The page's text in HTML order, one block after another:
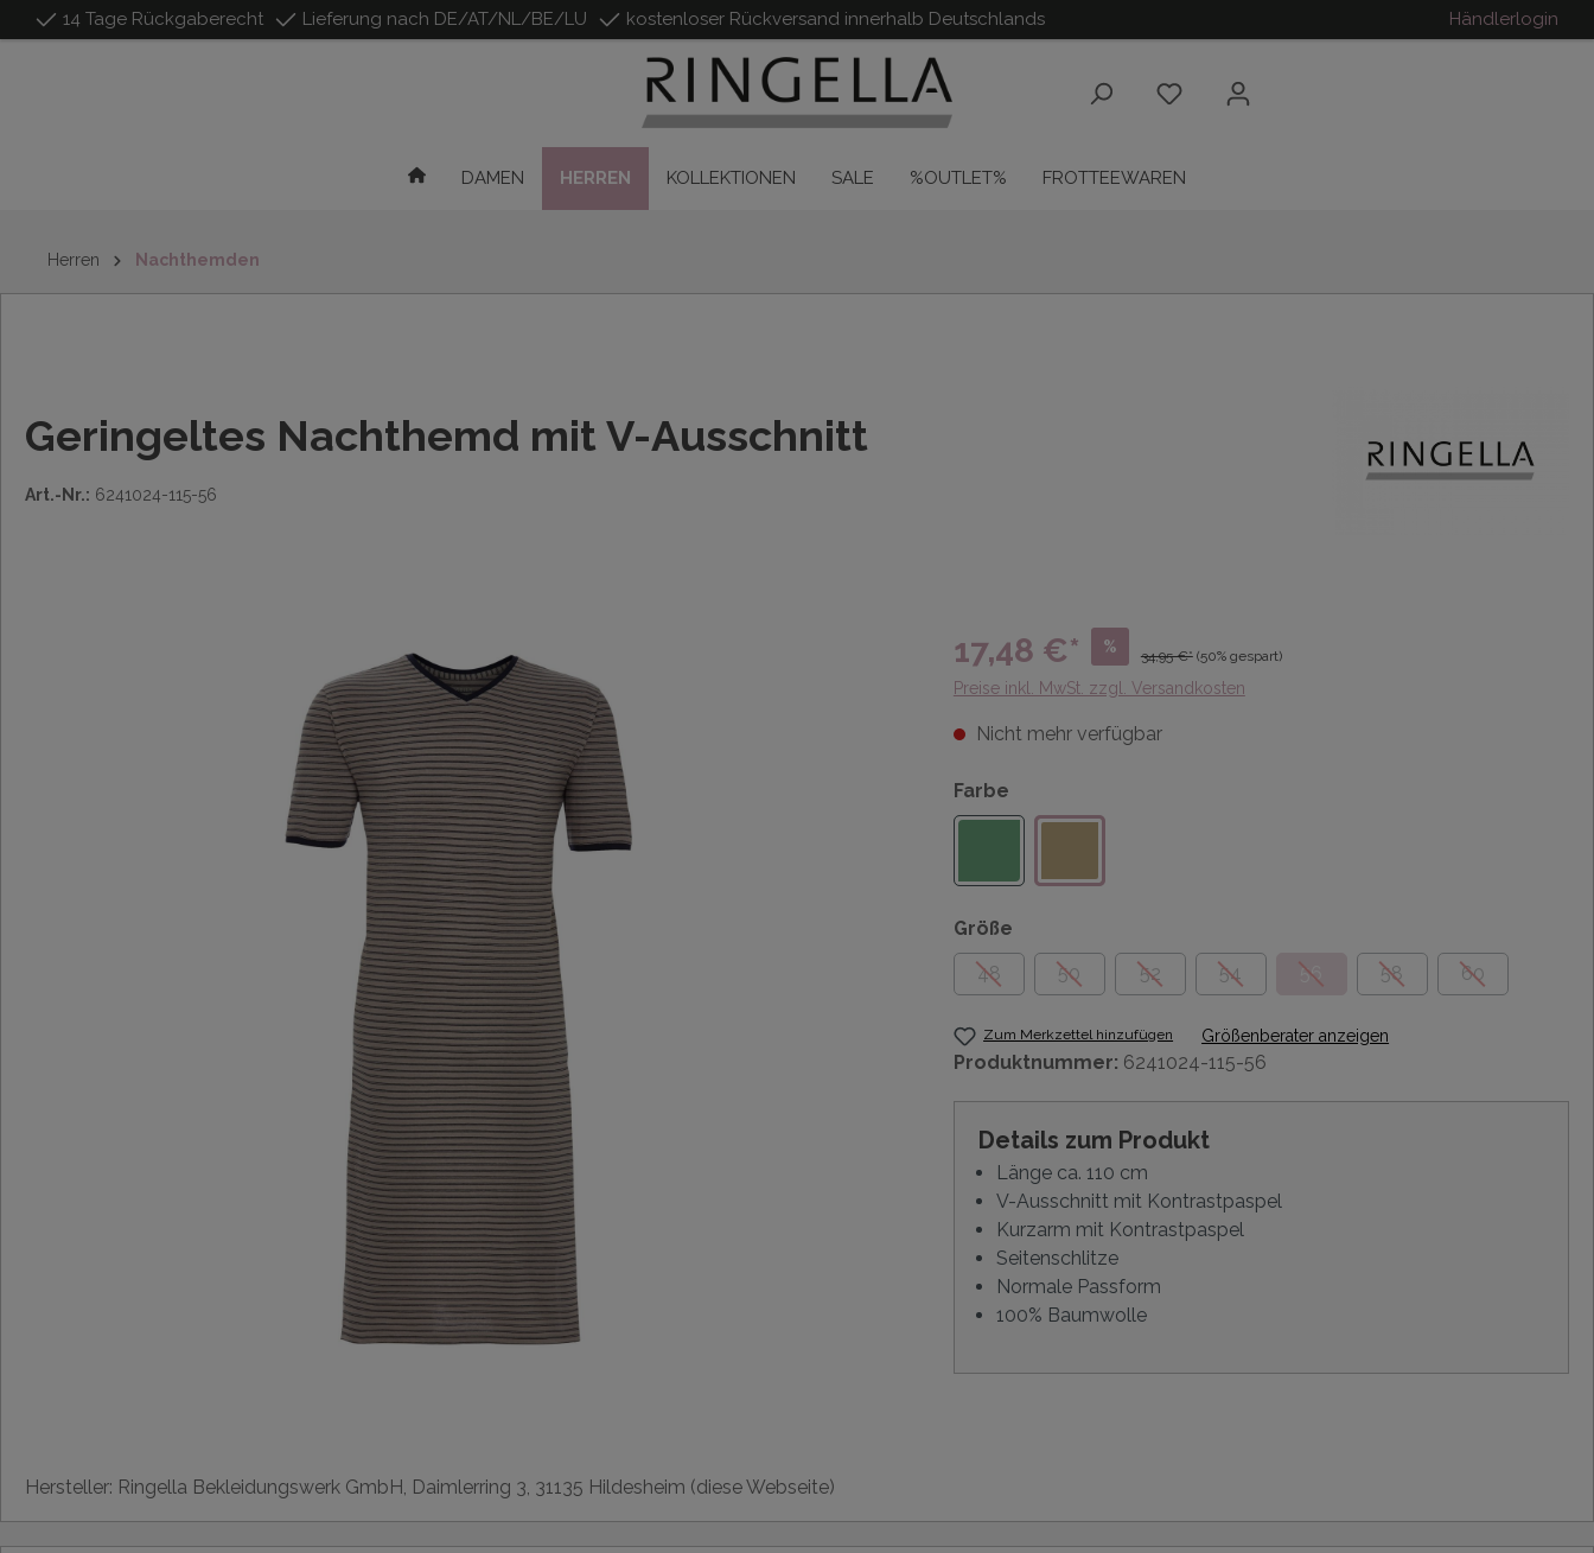
springen
14 Tage Rückgaberecht Lieferung nach DE/AT/NL/BE/LU kostenloser Rückversand innerhalb Deutschlands Händlerlogin
DAMEN HERREN KOLLEKTIONEN SALE %OUTLET% FROTTEEWAREN
Herren Nachthemden
Geringeltes Nachthemd mit V-Ausschnitt
Art.-Nr.: 6241024-115-56
17,48 €* %
34,95 €* (50% gespart)
Preise inkl. MwSt. zzgl. Versandkosten
Nicht mehr verfügbar
Farbe
Größe
48
50 52 54 56 58 60
Zum Merkzettel hinzufügen Größenberater anzeigen
Produktnummer: 6241024-115-56
Details zum Produkt
Länge ca. 110 cm
V-Ausschnitt mit Kontrastpaspel
Kurzarm mit Kontrastpaspel
Seitenschlitze
Normale Passform
100% Baumwolle
Hersteller: Ringella Bekleidungswerk GmbH, Daimlerring 3, 31135 Hildesheim (diese Webseite)